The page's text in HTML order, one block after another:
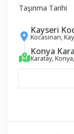
Taşınma Tarihi
Kayseri
Kocasinan,
Konya
Karatay,